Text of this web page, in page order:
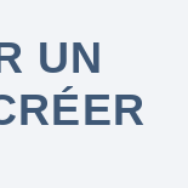
UN